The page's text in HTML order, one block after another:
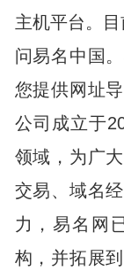
主机平台。
问易名中国
您提供网址
公司成立于
领域，为广
交易、域名
力，易名网
构，并拓展